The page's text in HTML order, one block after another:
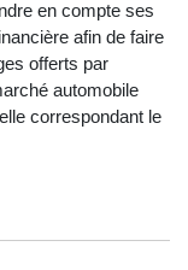
en compte ses
afin de faire
offerts par
automobile
correspondant le